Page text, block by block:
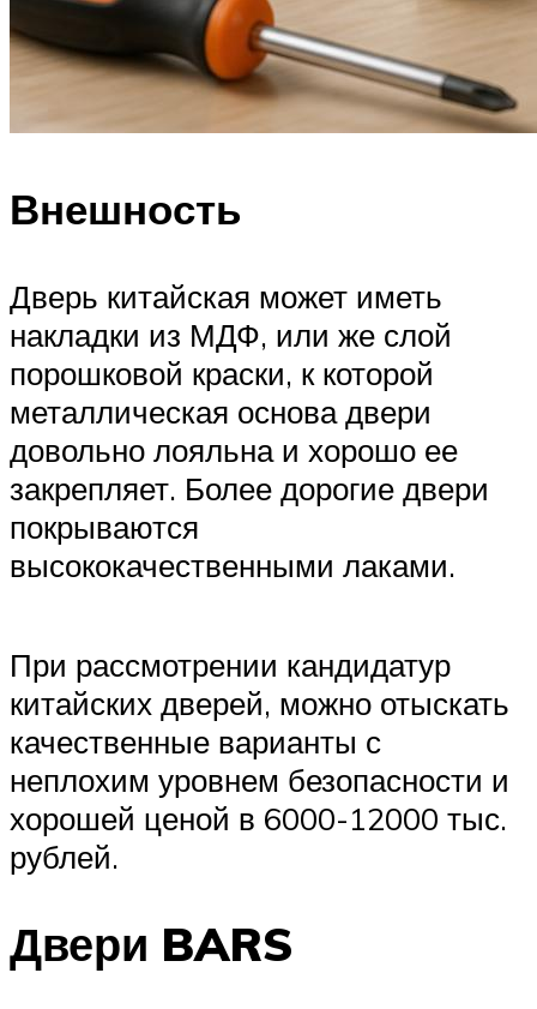
Внешность
Дверь китайская может иметь
накладки из МДФ, или же слой
порошковой краски, к которой
металлическая основа двери
довольно лояльна и хорошо ее
закрепляет. Более дорогие двери
покрываются
высококачественными лаками.
При рассмотрении кандидатур
китайских дверей, можно отыскать
качественные варианты с
неплохим уровнем безопасности и
хорошей ценой в 6000-12000 тыс.
рублей.
Двери BARS